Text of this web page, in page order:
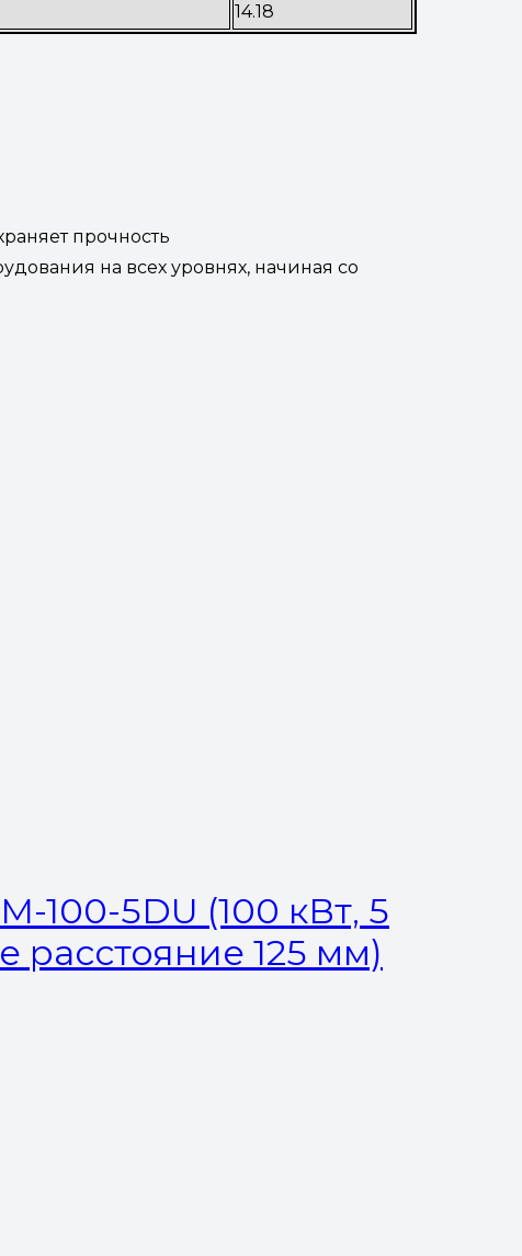
14.18
прочность
на всех уровнях, начиная со
100-5DU (100 кВт, 5
расстояние 125 мм)